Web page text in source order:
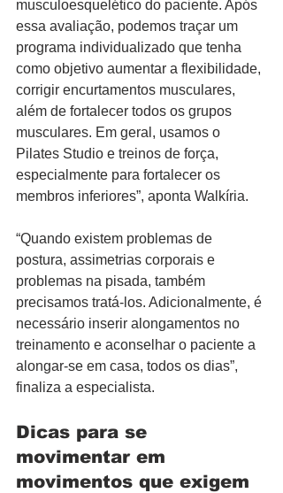
musculoesquelético do paciente. Após
essa avaliação, podemos traçar um
programa individualizado que tenha
como objetivo aumentar a flexibilidade,
corrigir encurtamentos musculares,
além de fortalecer todos os grupos
musculares. Em geral, usamos o
Pilates Studio e treinos de força,
especialmente para fortalecer os
membros inferiores”, aponta Walkíria.
“Quando existem problemas de
postura, assimetrias corporais e
problemas na pisada, também
precisamos tratá-los. Adicionalmente, é
necessário inserir alongamentos no
treinamento e aconselhar o paciente a
alongar-se em casa, todos os dias”,
finaliza a especialista.
Dicas para se
movimentar em
movimentos que exigem